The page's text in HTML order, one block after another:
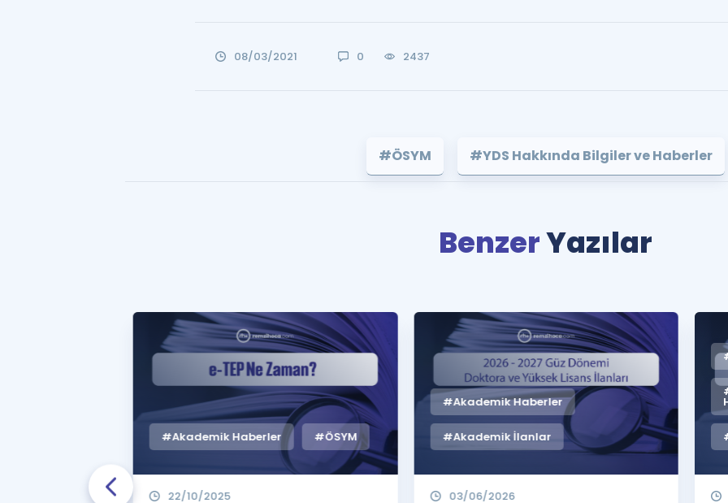
08/03/2021 0 2437
#ÖSYM #YDS Hakkında Bilgiler ve Haberler
BenzerYazılar
#Akademik Haberler #ÖSYM
22/10/2025
#Akademik Haberler
#Akademik İlanlar
03/06/2026